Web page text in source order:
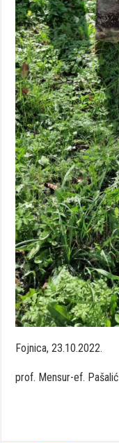
Fojnica, 23.10.2022.
prof. Mensur-ef. Pašalić